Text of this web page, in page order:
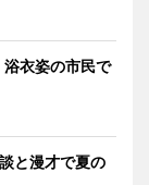
衣姿の市民で
と漫才で夏の